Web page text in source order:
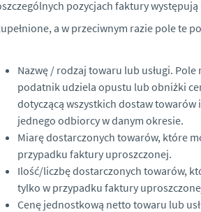
pozycjach faktury
a w przeciwnym razie pole te
Nazwę / rodzaj towaru lub usługi. Pole
podatnik udziela opustu lub obniżki
dotyczącą wszystkich dostaw towarów
jednego odbiorcy w danym okresie.
Miarę dostarczonych towarów, które
przypadku faktury uproszczonej.
Ilość/liczbę dostarczonych towarów,
tylko w przypadku faktury
Cenę jednostkową netto towaru lub